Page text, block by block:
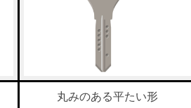
丸みのある平たい形